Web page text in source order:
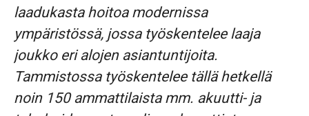
laadukasta hoitoa modernissa
ympäristössä, jossa työskentelee laaja
joukko eri alojen asiantuntijoita.
Tammistossa työskentelee tällä hetkellä
noin 150 ammattilaista mm. akuutti- ja